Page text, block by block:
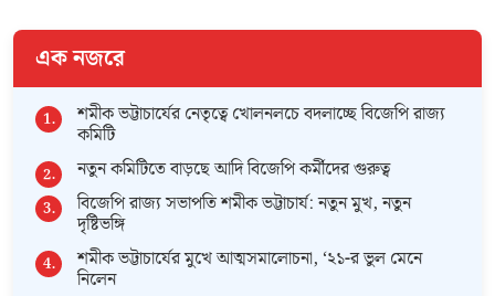
এক নজরে
শমীক ভট্টাচার্যের নেতৃত্বে খোলনলচে বদলাচ্ছে বিজেপি রাজ্য
কমিটি
নতুন কমিটিতে বাড়ছে আদি বিজেপি কর্মীদের গুরুত্ব
বিজেপি রাজ্য সভাপতি শমীক ভট্টাচার্য: নতুন মুখ, নতুন
দৃষ্টিভঙ্গি
শমীক ভট্টাচার্যের মুখে আত্মসমালোচনা, ‘২১-র ভুল মেনে
নিলেন